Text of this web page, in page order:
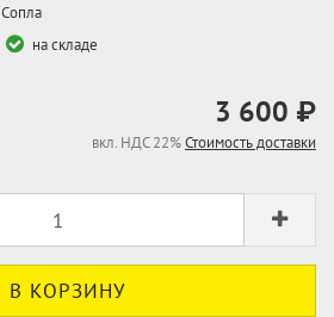
Сопла
на складе
3 600 ₽
вкл. НДС 22%Стоимость доставки